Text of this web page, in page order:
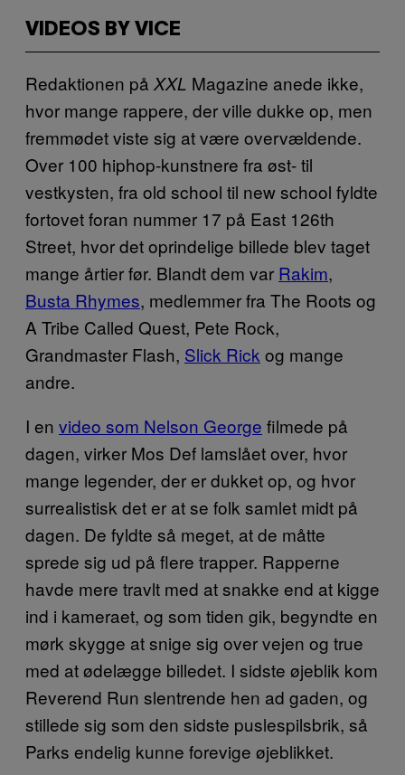
VIDEOS BY VICE
Redaktionen på XXL Magazine anede ikke,
hvor mange rappere, der ville dukke op, men
fremmødet viste sig at være overvældende.
Over 100 hiphop-kunstnere fra øst- til
vestkysten, fra old school til new school fyldte
fortovet foran nummer 17 på East 126th
Street, hvor det oprindelige billede blev taget
mange årtier før. Blandt dem var Rakim,
Busta Rhymes, medlemmer fra The Roots og
A Tribe Called Quest, Pete Rock,
Grandmaster Flash, Slick Rick og mange
andre.
I en video som Nelson George filmede på
dagen, virker Mos Def lamslået over, hvor
mange legender, der er dukket op, og hvor
surrealistisk det er at se folk samlet midt på
dagen. De fyldte så meget, at de måtte
sprede sig ud på flere trapper. Rapperne
havde mere travlt med at snakke end at kigge
ind i kameraet, og som tiden gik, begyndte en
mørk skygge at snige sig over vejen og true
med at ødelægge billedet. I sidste øjeblik kom
Reverend Run slentrende hen ad gaden, og
stillede sig som den sidste puslespilsbrik, så
Parks endelig kunne forevige øjeblikket.